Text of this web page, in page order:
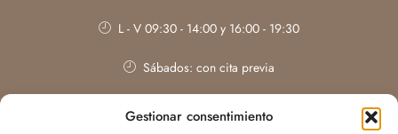
Gestionar consentimiento
L - V 09:30 - 14:00 y 16:00 - 19:30
Sábados: con cita previa